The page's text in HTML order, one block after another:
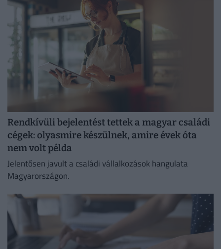
Rendkívüli bejelentést tettek a magyar családi
cégek: olyasmire készülnek, amire évek óta
nem volt példa
Jelentősen javult a családi vállalkozások hangulata
Magyarországon.